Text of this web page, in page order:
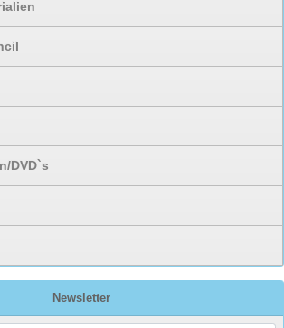
DVD`s
Newsletter